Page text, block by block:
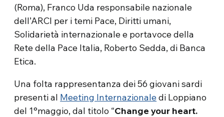
(Roma), Franco Uda responsabile nazionale
dell’ARCI per i temi Pace, Diritti umani,
Solidarietà internazionale e portavoce della
Rete della Pace Italia, Roberto Sedda, di Banca
Etica.
Una folta rappresentanza dei 56 giovani sardi
presenti al Meeting Internazionaledi Loppiano
del 1°maggio, dal titolo “Change your heart.